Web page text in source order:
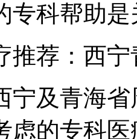
专科帮助
推荐：西
宁及青海
虑的专科